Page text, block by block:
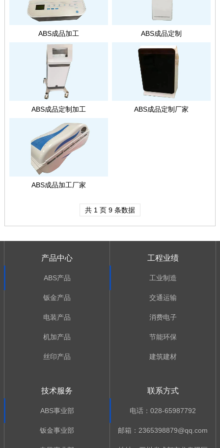
ABS成品加工 ABS成品定制
ABS成品定制加工 ABS成品定制厂家
ABS成品加工厂家
共 1 页 9 条数据
产品中心
ABS产品
钣金产品
电装产品
机加产品
丝印产品
工程业绩
工业制造
交通运输
消费电子
节能环保
建筑建材
技术服务
ABS事业部
钣金事业部
联系方式
电话：028-65987792
邮箱：2365398879@qq.com